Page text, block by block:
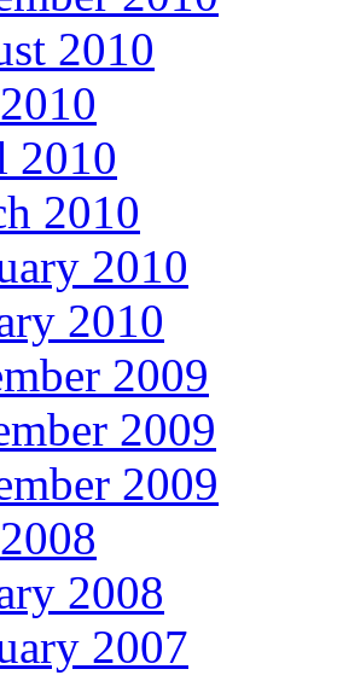
2010
2010
2010
2010
2010
2009
2009
2009
2008
2007